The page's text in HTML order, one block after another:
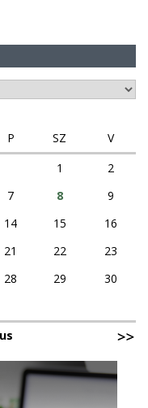
P SZ
V
1
2
7 8
9
14 15
16
21 22
23
28 29
30